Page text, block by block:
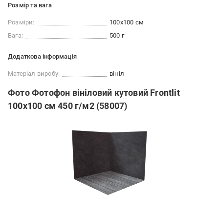
Розмір та вага
Розміри:
100x100 см
Вага:
500 г
Додаткова інформація
Матеріал виробу: вініл
Фото Фотофон вініловий кутовий Frontlit
100x100 см 450 г/м2 (58007)